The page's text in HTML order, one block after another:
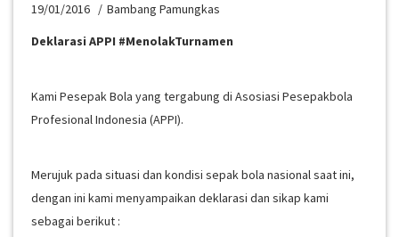
19/01/2016
Bambang Pamungkas
Deklarasi APPI #MenolakTurnamen
Kami Pesepak Bola yang tergabung di Asosiasi Pesepakbola
Profesional Indonesia (APPI).
Merujuk pada situasi dan kondisi sepak bola nasional saat ini,
dengan ini kami menyampaikan deklarasi dan sikap kami
sebagai berikut :